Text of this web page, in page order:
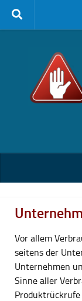
Zum Inhalt
Vor allem
seitens der
Unternehmen
Sinne aller